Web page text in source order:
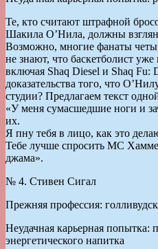
Те, кто считают штрафной
Шакила О’Нила, должны
Возможно, многие фанаты
не знают, что баскетболист
включая Shaq Diesel и Shaq
доказательства того, что
студии? Предлагаем текст
«У меня сумасшедшие ноги и
их.
Я пну тебя в лицо, как это
Тебе лучше спросить МС
джама».
№ 4. Стивен Сигал
Прежняя профессия:
Неудачная карьерная попытка:
энергетического напитка